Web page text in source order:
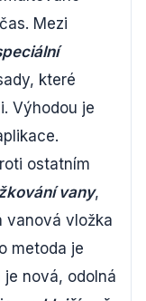
Mezi
které
Výhodou je
ostatním
vany,
vanová vložka
metoda je
nová, odolná